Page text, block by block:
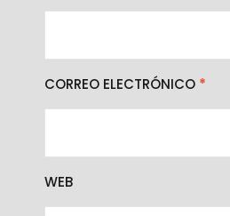
CORREO ELECTRÓNICO *
WEB